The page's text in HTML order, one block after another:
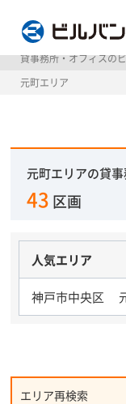
貸事務所・オフィスの
元町エリア
元町エリアの貸
43 区画
人気エリア
神戸市中央区
エリア再検索